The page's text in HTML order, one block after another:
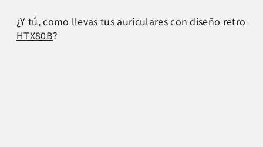
¿Y tú, como llevas tus auriculares con diseño retro
HTX80B?